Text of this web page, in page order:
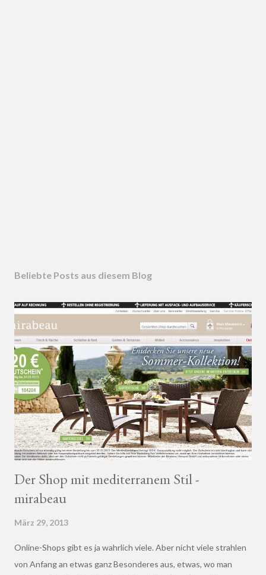
Beliebte Posts aus diesem Blog
Der Shop mit mediterranem Stil -
mirabeau
März 29, 2013
Online-Shops gibt es ja wahrlich viele. Aber nicht viele strahlen
von Anfang an etwas ganz Besonderes aus, etwas, wo man